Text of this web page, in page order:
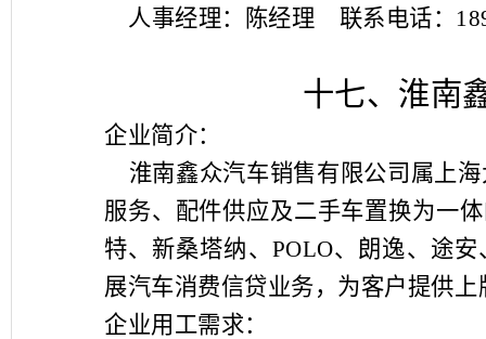
人事经理：陈经理
联系电话：
十七、淮南
企业简介：
淮南鑫众汽车销售有限公司属上
服务、配件供应及二手车置换为一
特、新桑塔纳、 POLO、朗逸、途
展汽车消费信贷业务，为客户提供
企业用工需求：